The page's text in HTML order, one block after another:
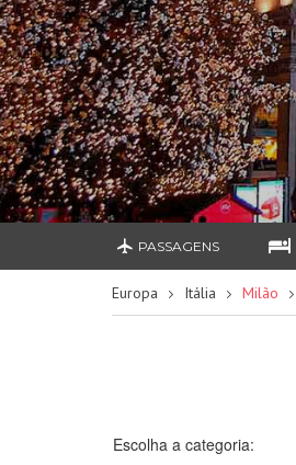
PASSAGENS
Europa Itália Milão
Escolha a categoria: